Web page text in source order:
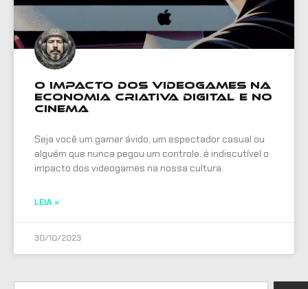
O Impacto dos Videogames na
Economia Criativa Digital e no
Cinema
Seja você um gamer ávido, um espectador casual ou
alguém que nunca pegou um controle, é indiscutível o
impacto dos videogames na nossa cultura.
LEIA »
30/10/2023